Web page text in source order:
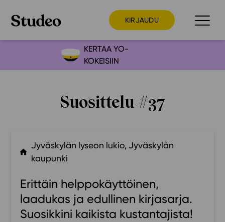
KIRJAUDU
Preppaaja
Kokeilutarjous
Ainstain
Yläkoulu
Lukio
KERTAA YO-
KOKEISIIN
Suosittelu #37
Jyväskylän lyseon lukio, Jyväskylän
kaupunki
Erittäin helppokäyttöinen,
laadukas ja edullinen kirjasarja.
Suosikkini kaikista kustantajista!